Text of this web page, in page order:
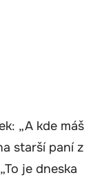
„A kde máš
starší paní z
je dneska